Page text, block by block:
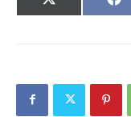
Compartir
en
X
(Twitter)